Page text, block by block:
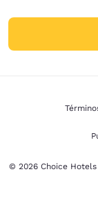
© 2026 Choice